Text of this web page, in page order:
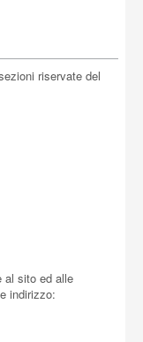
riservate del
al sito ed alle
indirizzo: